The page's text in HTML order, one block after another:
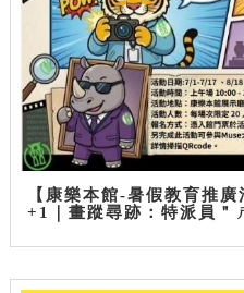
【康樂本館-暑假教育推
+1｜畫蹤尋跡：特派員＂